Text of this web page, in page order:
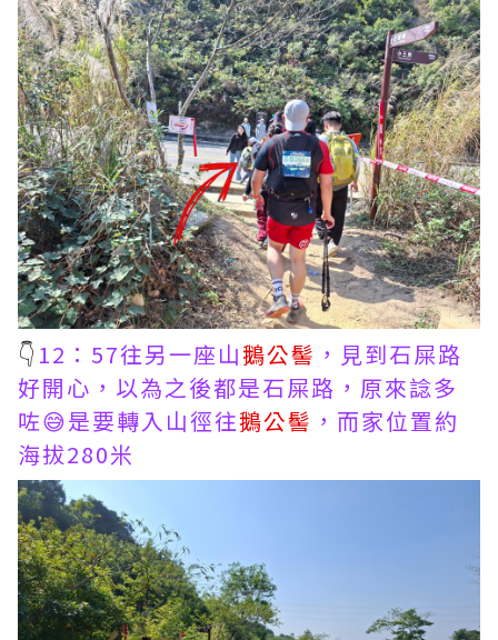
👇 12：57往另一座山鵝公髻 ，見到石屎路
好開心，以為之後都是石屎路，原來諗多
咗😅是要轉入山徑往鵝公髻 ，而家位置約
海拔280米